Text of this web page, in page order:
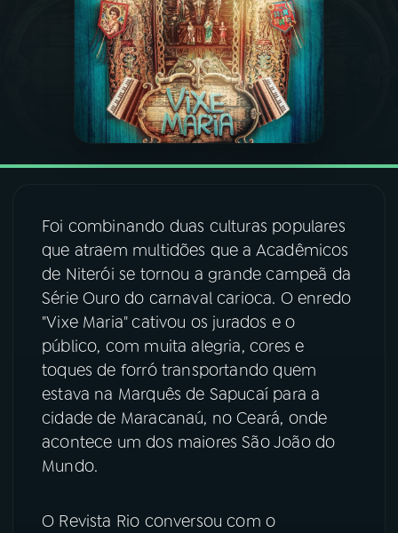
PROGRAMAS
PODCASTS
VIDEOCASTS
08FESTIVAL DE MÚSICA
ACOMPANHE A RÁDIO NACIONAL
YouTube Facebook
Instagram X
TikTok
Foi combinando duas culturas populares
que atraem multidões que a Acadêmicos
de Niterói se tornou a grande campeã da
Série Ouro do carnaval carioca. O enredo
"Vixe Maria" cativou os jurados e o
público, com muita alegria, cores e
toques de forró transportando quem
estava na Marquês de Sapucaí para a
cidade de Maracanaú, no Ceará, onde
acontece um dos maiores São João do
Mundo.
O Revista Rio conversou com o